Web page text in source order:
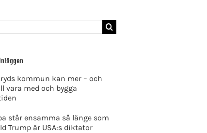
kommun kan mer – och
vara med och bygga
står ensamma så länge som
Trump är USA:s diktator